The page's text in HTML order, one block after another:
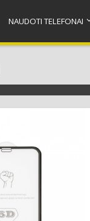
NAUDOTI TELEFONAI